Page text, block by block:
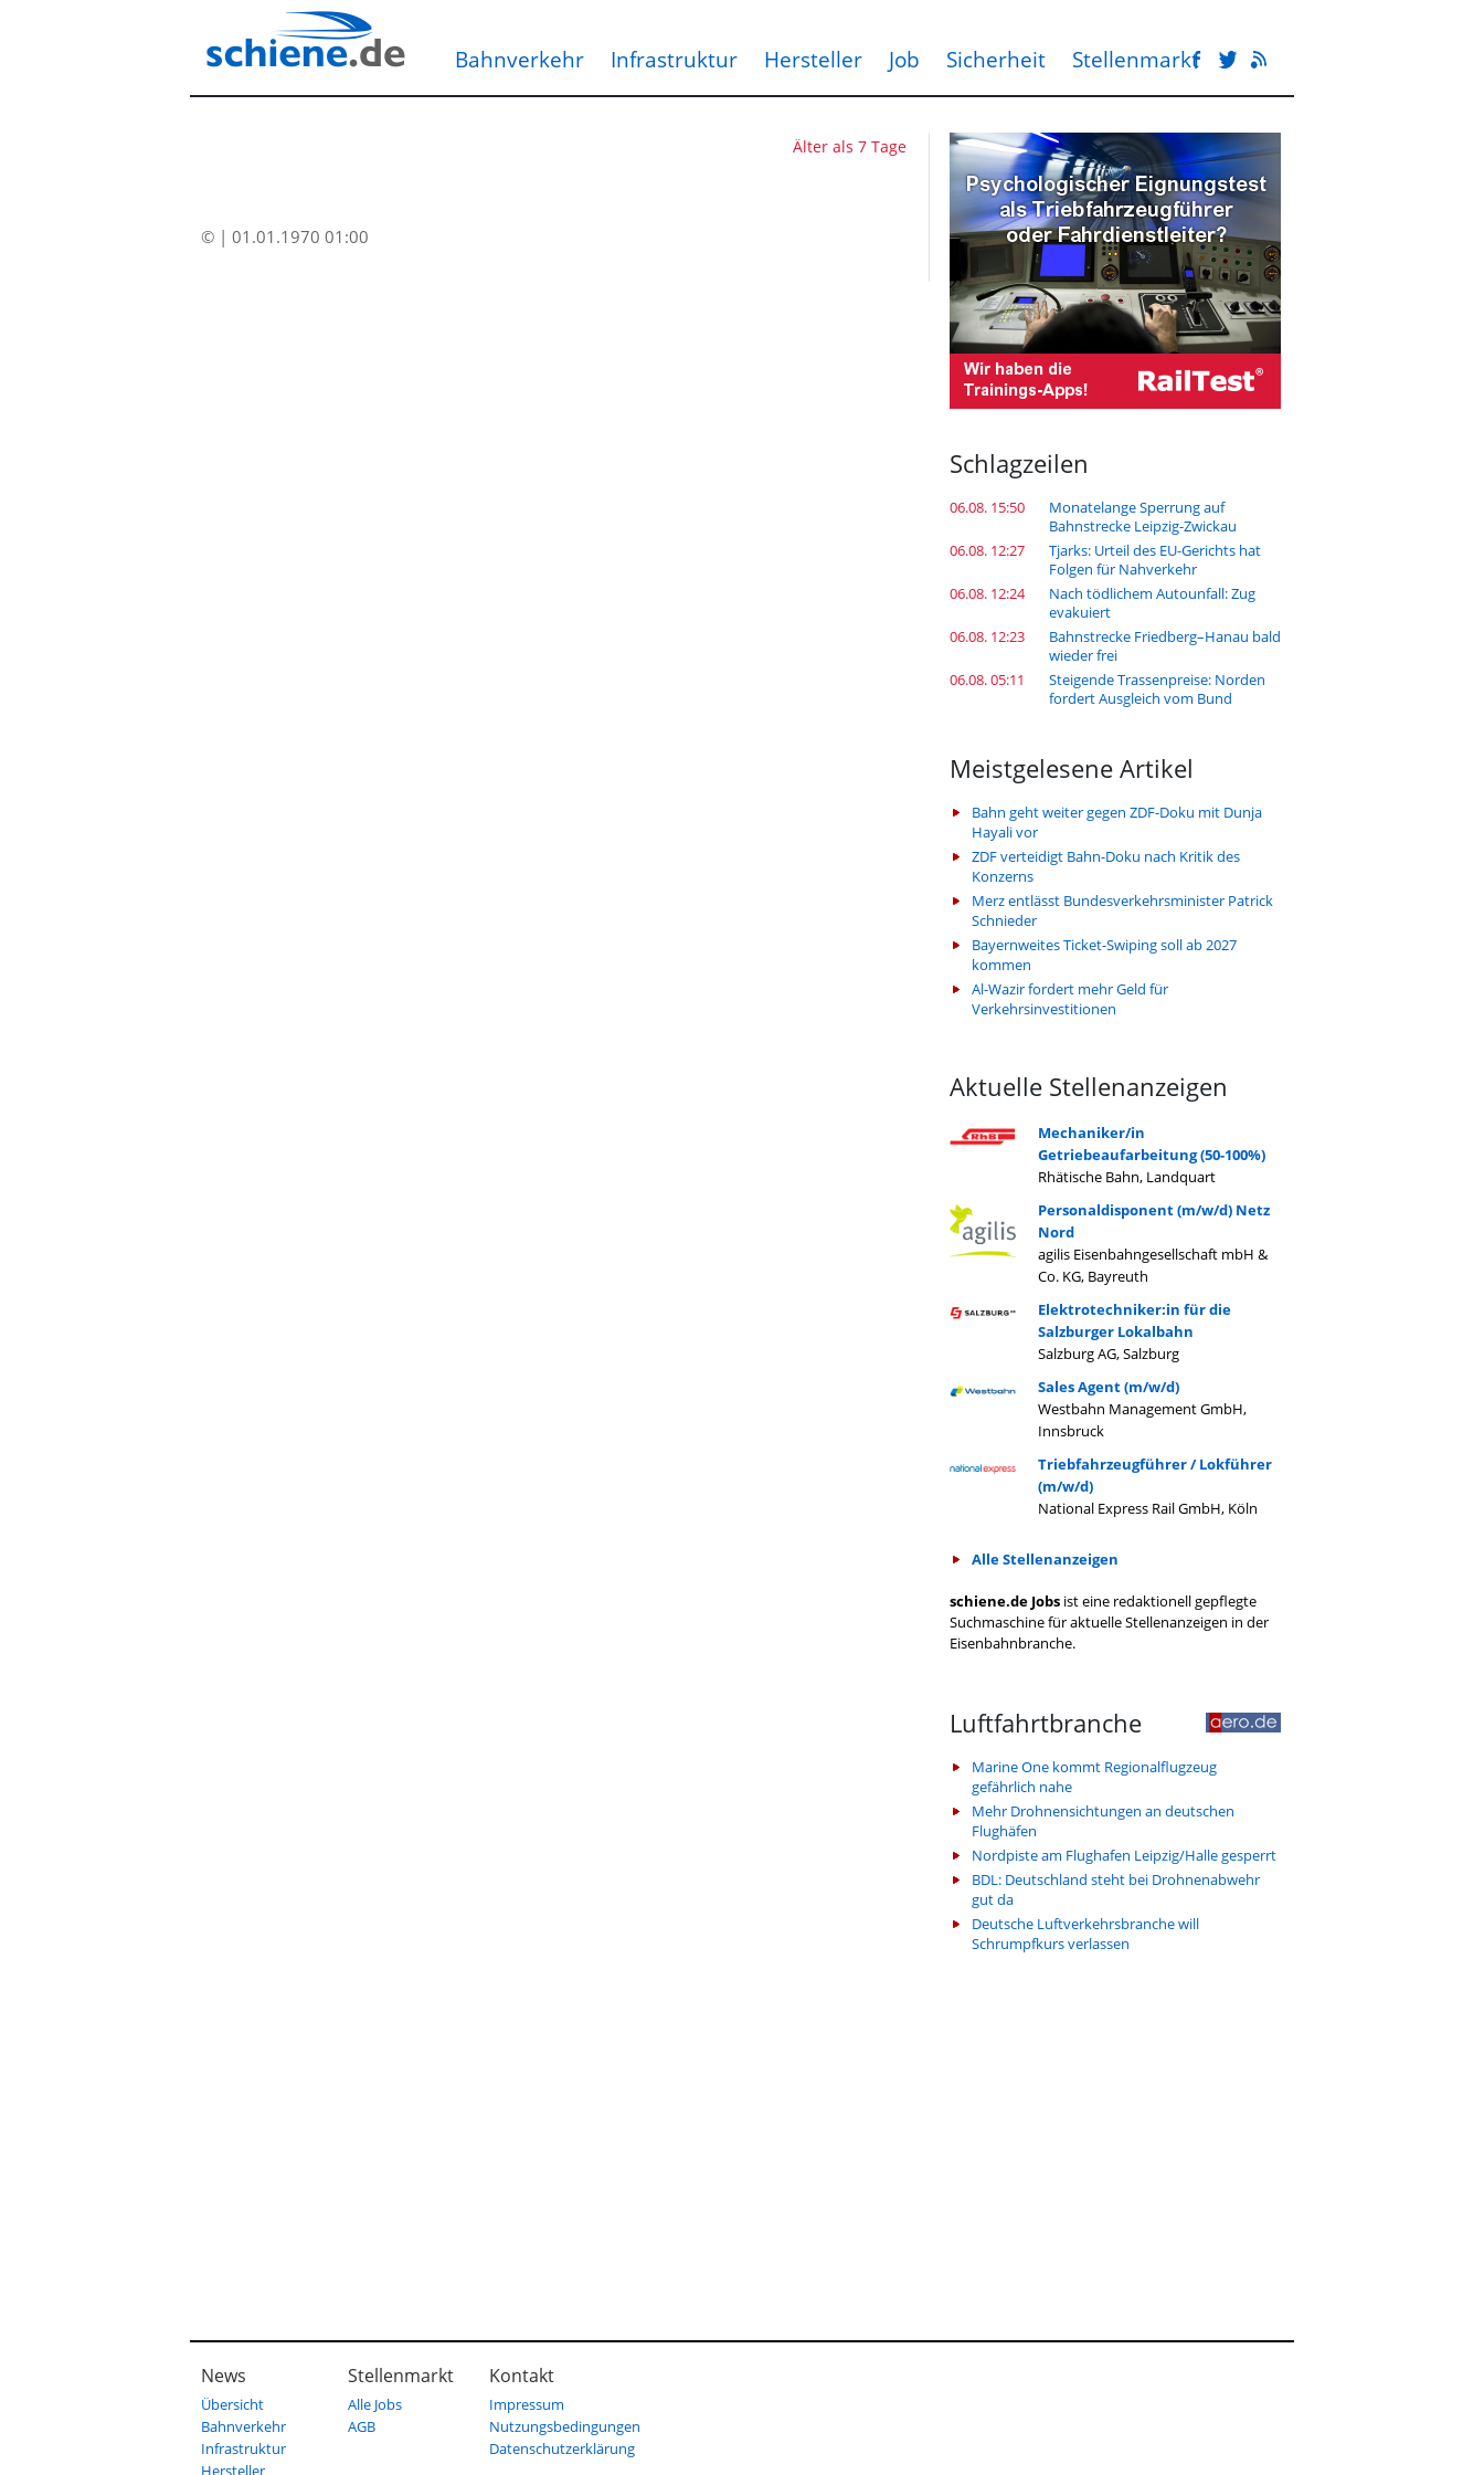
Bahnverkehr Infrastruktur Hersteller Job Sicherheit Stellenmarkt
Älter als 7 Tage
© | 01.01.1970 01:00
Schlagzeilen
06.08. 15:50
Monatelange Sperrung auf
Bahnstrecke Leipzig-Zwickau
06.08. 12:27
Tjarks: Urteil des EU-Gerichts hat
Folgen für Nahverkehr
06.08. 12:24
Nach tödlichem Autounfall: Zug
evakuiert
06.08. 12:23
Bahnstrecke Friedberg–Hanau bald
wieder frei
06.08. 05:11
Steigende Trassenpreise: Norden
fordert Ausgleich vom Bund
Meistgelesene Artikel
Bahn geht weiter gegen ZDF-Doku mit Dunja
Hayali vor
ZDF verteidigt Bahn-Doku nach Kritik des
Konzerns
Merz entlässt Bundesverkehrsminister Patrick
Schnieder
Bayernweites Ticket-Swiping soll ab 2027
kommen
Al-Wazir fordert mehr Geld für
Verkehrsinvestitionen
Aktuelle Stellenanzeigen
Mechaniker/in
Getriebeaufarbeitung (50-100%)
Rhätische Bahn, Landquart
Personaldisponent (m/w/d) Netz
Nord
agilis Eisenbahngesellschaft mbH &
Co. KG, Bayreuth
Elektrotechniker:in für die
Salzburger Lokalbahn
Salzburg AG, Salzburg
Sales Agent (m/w/d)
Westbahn Management GmbH,
Innsbruck
Triebfahrzeugführer / Lokführer
(m/w/d)
National Express Rail GmbH, Köln
Alle Stellenanzeigen
schiene.de Jobs ist eine redaktionell gepflegte
Suchmaschine für aktuelle Stellenanzeigen in der
Eisenbahnbranche.
Luftfahrtbranche
Marine One kommt Regionalflugzeug
gefährlich nahe
Mehr Drohnensichtungen an deutschen
Flughäfen
Nordpiste am Flughafen Leipzig/Halle gesperrt
BDL: Deutschland steht bei Drohnenabwehr
gut da
Deutsche Luftverkehrsbranche will
Schrumpfkurs verlassen
News
Übersicht
Bahnverkehr
Infrastruktur
Hersteller
Stellenmarkt
Alle Jobs
AGB
Kontakt
Impressum
Nutzungsbedingungen
Datenschutzerklärung